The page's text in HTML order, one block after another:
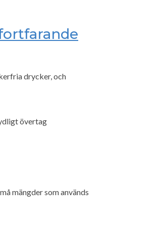
drycker, och
övertag
mängder som används